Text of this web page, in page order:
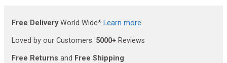
Free DeliveryWorld Wide* Learn more
Loved by our Customers. 5000+ Reviews
Free Returns and Free Shipping